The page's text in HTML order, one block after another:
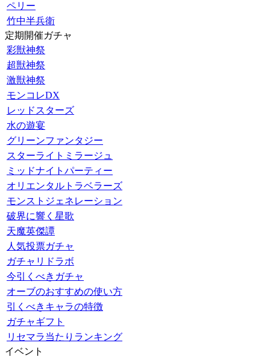
ペリー
竹中半兵衛
定期開催ガチャ
彩獣神祭
超獣神祭
激獣神祭
モンコレDX
レッドスターズ
水の遊宴
グリーンファンタジー
スターライトミラージュ
ミッドナイトパーティー
オリエンタルトラベラーズ
モンストジェネレーション
破界に響く星歌
天魔英傑譚
人気投票ガチャ
ガチャリドラボ
今引くべきガチャ
オーブのおすすめの使い方
引くべきキャラの特徴
ガチャギフト
リセマラ当たりランキング
イベント